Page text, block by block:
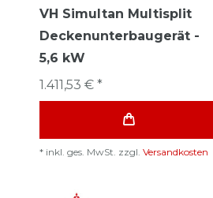
VH Simultan Multisplit
Deckenunterbaugerät -
5,6 kW
1.411,53 € *
* inkl. ges. MwSt. zzgl. Versandkosten